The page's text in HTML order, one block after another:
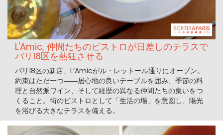
L'Amic, 仲間たちのビストロが日差しのテラスで
パリ18区を熱狂させる
パリ18区の新店、L’Amicがル・レットール通りにオープン。
約束はただ一つ――居心地の良いテーブルを囲み、季節の料
理と自然派ワイン、そして経歴の異なる仲間たちの集いをつ
くること。街のビストロとして「生活の場」を意図し、陽光
を浴びる大きなテラスを備える。